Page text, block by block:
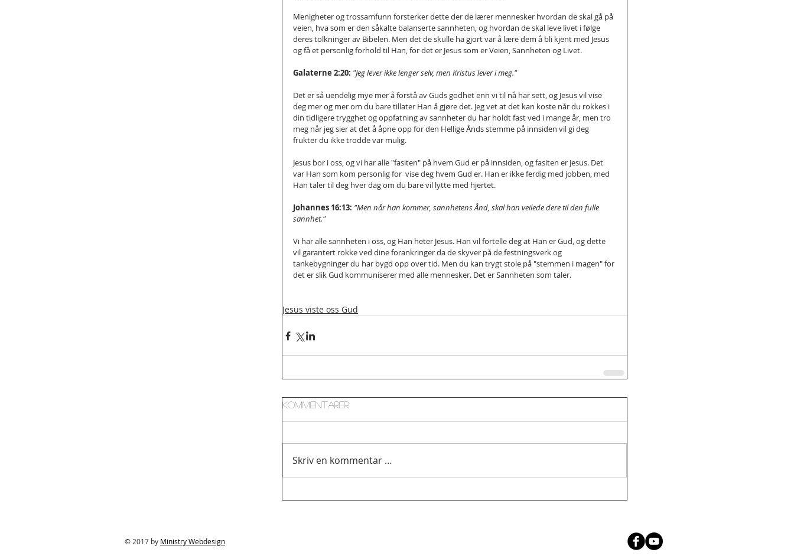
Menigheter og trossamfunn forsterker dette der de lærer mennesker hvordan de skal gå på
veien, hva som er den såkalte balanserte sannheten, og hvordan de skal leve livet i følge
deres tolkninger av Bibelen. Men det de skulle ha gjort var å lære dem å bli kjent med Jesus
og få et personlig forhold til Han, for det er Jesus som er Veien, Sannheten og Livet.
Galaterne 2:20: "Jeg lever ikke lenger selv, men Kristus lever i meg."
Det er så uendelig mye mer å forstå av Guds godhet enn vi til nå har sett, og Jesus vil vise
deg mer og mer om du bare tillater Han å gjøre det. Jeg vet at det kan koste når du rokkes i
din tidligere trygghet og oppfatning av sannheter du har holdt fast ved i mange år, men tro
meg når jeg sier at det å åpne opp for den Hellige Ånds stemme på innsiden vil gi deg
frukter du ikke trodde var mulig.
Jesus bor i oss, og vi har alle "fasiten" på hvem Gud er på innsiden, og fasiten er Jesus. Det
var Han som kom personlig for  vise deg hvem Gud er. Han er ikke ferdig med jobben, med
Han taler til deg hver dag om du bare vil lytte med hjertet.
Johannes 16:13: "Men når han kommer, sannhetens Ånd, skal han veilede dere til den fulle
sannhet."
Vi har alle sannheten i oss, og Han heter Jesus. Han vil fortelle deg at Han er Gud, og dette
vil garantert rokke ved dine forankringer da de skyver på de festningsverk og
tankebygninger du har bygd opp over tid. Men du kan trygt stole på "stemmen i magen" for
det er slik Gud kommuniserer med alle mennesker. Det er Sannheten som taler.
Jesus viste oss Gud
Kommentarer
Skriv en kommentar …
© 2017 by Ministry Webdesign